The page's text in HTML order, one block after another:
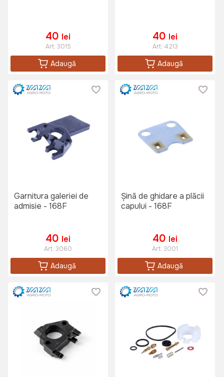
40 lei
Art: 3015
Adaugă
40 lei
Art: 4213
Adaugă
Garnitura galeriei de
admisie - 168F
40 lei
Art: 3060
Adaugă
Șină de ghidare a plăcii
capului - 168F
40 lei
Art: 3001
Adaugă